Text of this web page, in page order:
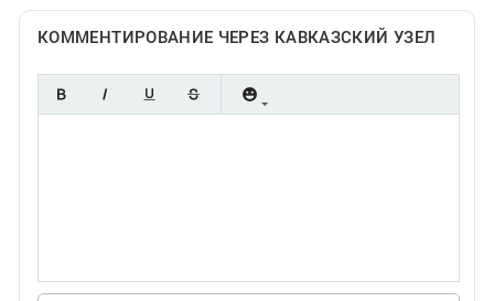
КОММЕНТИРОВАНИЕ ЧЕРЕЗ КАВКАЗСКИЙ УЗЕЛ